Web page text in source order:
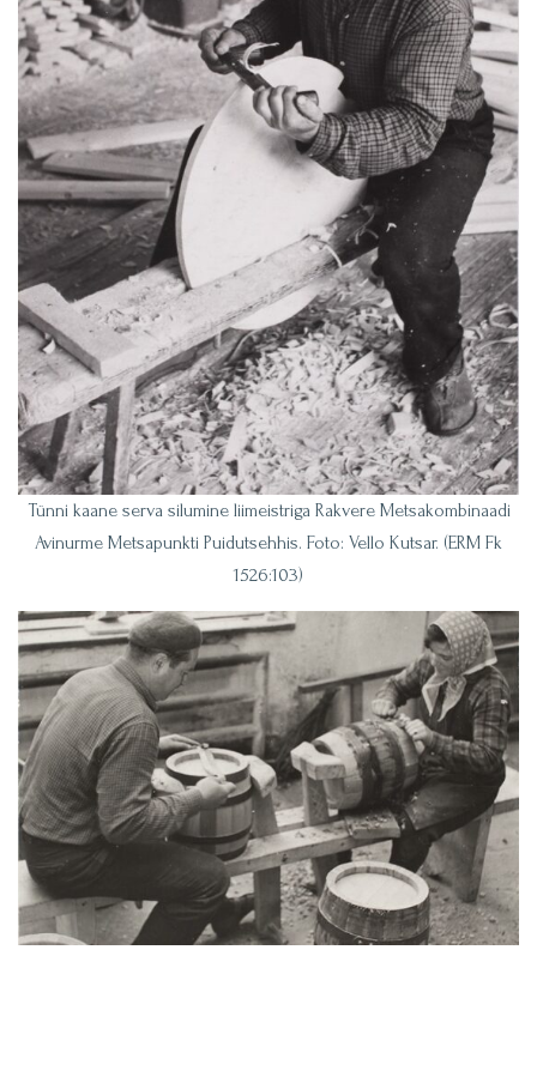
Tünni kaane serva silumine liimeistriga Rakvere Metsakombinaadi
Avinurme Metsapunkti Puidutsehhis. Foto: Vello Kutsar. (ERM Fk
1526:103)